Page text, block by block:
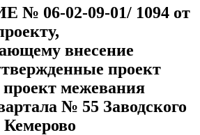
06-02-09-01/ 1094 от
внесение
проект
межевания
№ 55 Заводского
Кемерово